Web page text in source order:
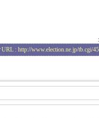
URL : http://www.election.ne.jp/tb.cgi/